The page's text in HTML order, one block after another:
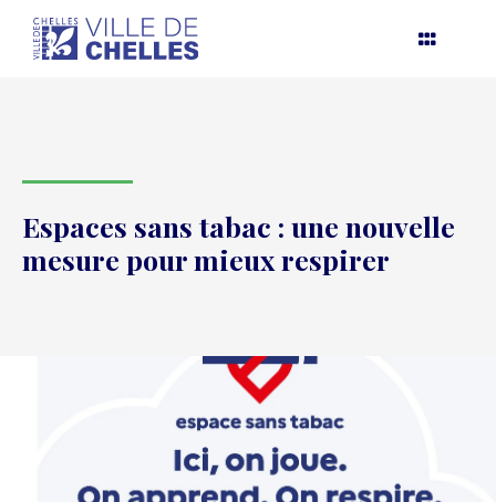
contenu
Espaces sans tabac : une nouvelle
mesure pour mieux respirer